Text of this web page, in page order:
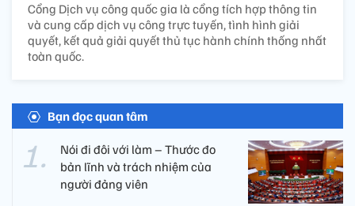
Cổng Dịch vụ công quốc gia là cổng tích hợp thông tin
và cung cấp dịch vụ công trực tuyến, tình hình giải
quyết, kết quả giải quyết thủ tục hành chính thống nhất
toàn quốc.
Bạn đọc quan tâm
Nói đi đôi với làm – Thước đo
bản lĩnh và trách nhiệm của
người đảng viên​